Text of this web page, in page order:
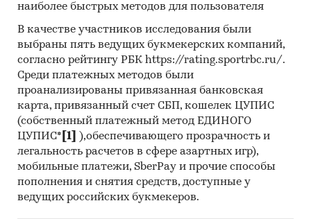
наиболее быстрых методов для пользователя
В качестве участников исследования были
выбраны пять ведущих букмекерских компаний,
согласно рейтингу РБК https://rating.sportrbc.ru/.
Среди платежных методов были
проанализированы привязанная банковская
карта, привязанный счет СБП, кошелек ЦУПИС
(собственный платежный метод ЕДИНОГО
ЦУПИС* [1]
),обеспечивающего прозрачность и
легальность расчетов в сфере азартных игр),
мобильные платежи, SberPay и прочие способы
пополнения и снятия средств, доступные у
ведущих российских букмекеров.